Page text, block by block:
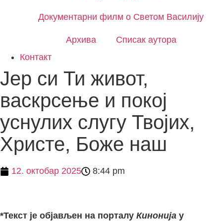
Документарни филм о Светом Василију
Архива
Списак аутора
Контакт
Јер си Ти живот,
васкрсење и покој
уснулих слугу Твојих,
Христе, Боже наш
12. октобар 2025 8:44 pm
*Текст је објављен на порталу Кинонија у